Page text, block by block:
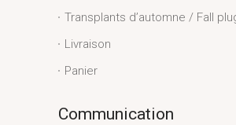
Transplants d’automne / Fall
Livraison
Panier
Communication